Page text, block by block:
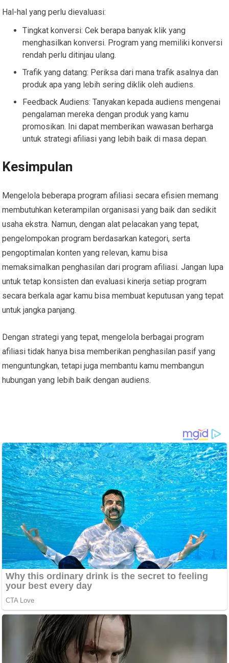
Hal-hal yang perlu dievaluasi:
Tingkat konversi: Cek berapa banyak klik yang
menghasilkan konversi. Program yang memiliki konversi
rendah perlu ditinjau ulang.
Trafik yang datang: Periksa dari mana trafik asalnya dan
produk apa yang lebih sering diklik oleh audiens.
Feedback Audiens: Tanyakan kepada audiens mengenai
pengalaman mereka dengan produk yang kamu
promosikan. Ini dapat memberikan wawasan berharga
untuk strategi afiliasi yang lebih baik di masa depan.
Kesimpulan
Mengelola beberapa program afiliasi secara efisien memang
membutuhkan keterampilan organisasi yang baik dan sedikit
usaha ekstra. Namun, dengan alat pelacakan yang tepat,
pengelompokan program berdasarkan kategori, serta
pengoptimalan konten yang relevan, kamu bisa
memaksimalkan penghasilan dari program afiliasi. Jangan lupa
untuk tetap konsisten dan evaluasi kinerja setiap program
secara berkala agar kamu bisa membuat keputusan yang tepat
untuk jangka panjang.
Dengan strategi yang tepat, mengelola berbagai program
afiliasi tidak hanya bisa memberikan penghasilan pasif yang
menguntungkan, tetapi juga membantu kamu membangun
hubungan yang lebih baik dengan audiens.